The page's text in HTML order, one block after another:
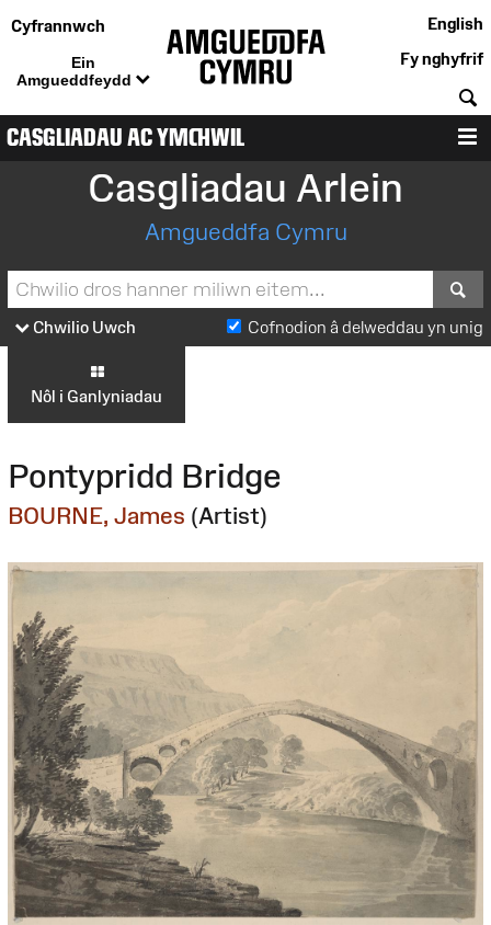
Cyfrannwch
Ein
Amgueddfeydd
English
Fy nghyfrif
CASGLIADAU AC YMCHWIL
Casgliadau Arlein
Amgueddfa Cymru
Chwilio Uwch Cofnodion â delweddau yn unig
Nôl i Ganlyniadau
Pontypridd Bridge
BOURNE, James (Artist)